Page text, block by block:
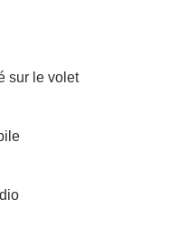
sur le volet